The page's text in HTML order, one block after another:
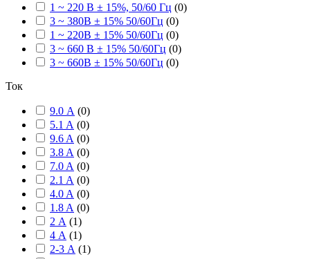
1 ~ 220 В ± 15%, 50/60 Гц (0)
3 ~ 380В ± 15% 50/60Гц (0)
1 ~ 220В ± 15% 50/60Гц (0)
3 ~ 660 В ± 15% 50/60Гц (0)
3 ~ 660В ± 15% 50/60Гц (0)
Ток
9.0 А (0)
5.1 A (0)
9.6 A (0)
3.8 A (0)
7.0 A (0)
2.1 A (0)
4.0 A (0)
1.8 A (0)
2 А (1)
4 А (1)
2-3 А (1)